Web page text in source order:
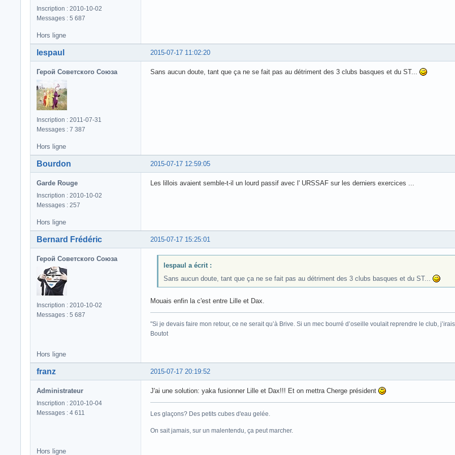
Inscription : 2010-10-02
Messages : 5 687
Hors ligne
2015-07-17 11:02:20
lespaul
Герой Советского Союза
Inscription : 2011-07-31
Messages : 7 387
Sans aucun doute, tant que ça ne se fait pas au détriment des 3 clubs basques et du ST...
Hors ligne
2015-07-17 12:59:05
Bourdon
Garde Rouge
Inscription : 2010-10-02
Messages : 257
Les lillois avaient semble-t-il un lourd passif avec l' URSSAF sur les derniers exercices ...
Hors ligne
2015-07-17 15:25:01
Bernard Frédéric
Герой Советского Союза
Inscription : 2010-10-02
Messages : 5 687
lespaul a écrit :
Sans aucun doute, tant que ça ne se fait pas au détriment des 3 clubs basques et du ST...
Mouais enfin la c'est entre Lille et Dax.
"Si je devais faire mon retour, ce ne serait qu’à Brive. Si un mec bourré d’oseille voulait reprendre le club,
Boutot
Hors ligne
2015-07-17 20:19:52
franz
Administrateur
Inscription : 2010-10-04
Messages : 4 611
J'ai une solution: yaka fusionner Lille et Dax!!! Et on mettra Cherge président
Les glaçons? Des petits cubes d'eau gelée.
On sait jamais, sur un malentendu, ça peut marcher.
Hors ligne